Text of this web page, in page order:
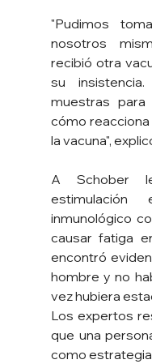
"Pudimos
nosotros
recibió otra
su
muestras para
cómo
la vacuna",
A Schober
estimulación
inmunológico
causar fatiga
encontró
hombre y no
vez hubiera
Los expertos
que una
como estrategia